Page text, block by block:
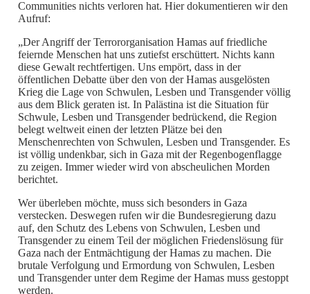
Communities nichts verloren hat. Hier dokumentieren wir den
Aufruf:
„Der Angriff der Terrororganisation Hamas auf friedliche
feiernde Menschen hat uns zutiefst erschüttert. Nichts kann
diese Gewalt rechtfertigen. Uns empört, dass in der
öffentlichen Debatte über den von der Hamas ausgelösten
Krieg die Lage von Schwulen, Lesben und Transgender völlig
aus dem Blick geraten ist. In Palästina ist die Situation für
Schwule, Lesben und Transgender bedrückend, die Region
belegt weltweit einen der letzten Plätze bei den
Menschenrechten von Schwulen, Lesben und Transgender. Es
ist völlig undenkbar, sich in Gaza mit der Regenbogenflagge
zu zeigen. Immer wieder wird von abscheulichen Morden
berichtet.
Wer überleben möchte, muss sich besonders in Gaza
verstecken. Deswegen rufen wir die Bundesregierung dazu
auf, den Schutz des Lebens von Schwulen, Lesben und
Transgender zu einem Teil der möglichen Friedenslösung für
Gaza nach der Entmächtigung der Hamas zu machen. Die
brutale Verfolgung und Ermordung von Schwulen, Lesben
und Transgender unter dem Regime der Hamas muss gestoppt
werden.